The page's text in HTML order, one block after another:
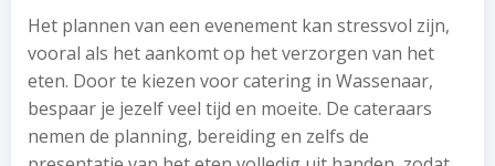
Het plannen van een evenement kan stressvol zijn,
vooral als het aankomt op het verzorgen van het
eten. Door te kiezen voor catering in Wassenaar,
bespaar je jezelf veel tijd en moeite. De cateraars
nemen de planning, bereiding en zelfs de